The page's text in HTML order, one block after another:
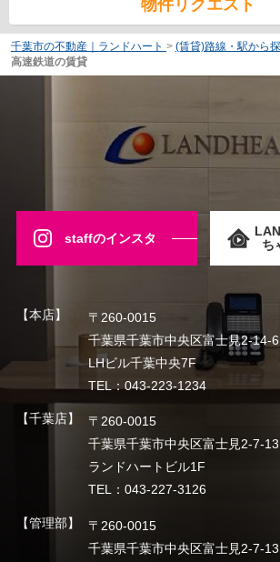
物件リクエスト
千葉市の不動産｜ランドハート > (賃貸)路線・駅から
高速鉄道の賃貸
staffのインスタ
ち
【本店】
〒260-0015
千葉県千葉市中央区富士見2-14-6
LHビル千葉中央7F
TEL：043-223-1234
【千葉店】
〒260-0015
千葉県千葉市中央区富士見2-7-13
ランドハートビル1F
TEL：043-227-3126
【管理部】
〒260-0015
千葉県千葉市中央区富士見2-7-13